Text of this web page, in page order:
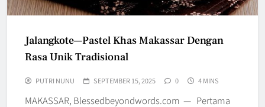
Jalangkote—Pastel Khas Makassar Dengan
Rasa Unik Tradisional
PUTRI NUNU SEPTEMBER 15, 2025 0 4 MINS
MAKASSAR, Blessedbeyondwords.com — Pertama